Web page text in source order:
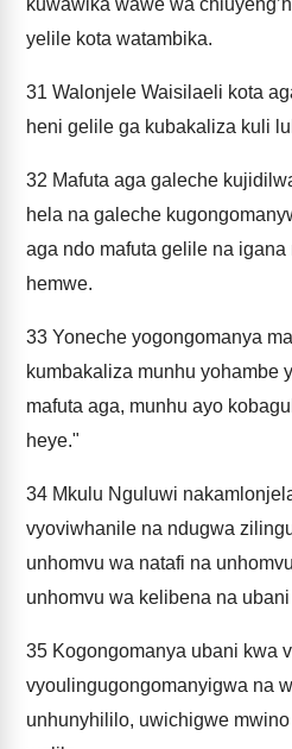
kuwawika wawe wa
yelile kota watambika.
31 Walonjele Waisilaeli kota
heni gelile ga kubakaliza kuli
32 Mafuta aga galeche
hela na galeche
aga ndo mafuta gelile na
hemwe.
33 Yoneche yogongomanya
kumbakaliza munhu yohambe
mafuta aga, munhu ayo
heye."
34 Mkulu Nguluwi
vyoviwhanile na ndugwa
unhomvu wa natafi na
unhomvu wa kelibena na
35 Kogongomanya ubani kwa
vyoulingugongomanyigwa na
unhunyhililo, uwichigwe